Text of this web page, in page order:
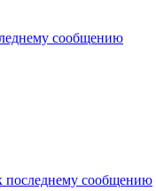
сообщению
последнему сообщению